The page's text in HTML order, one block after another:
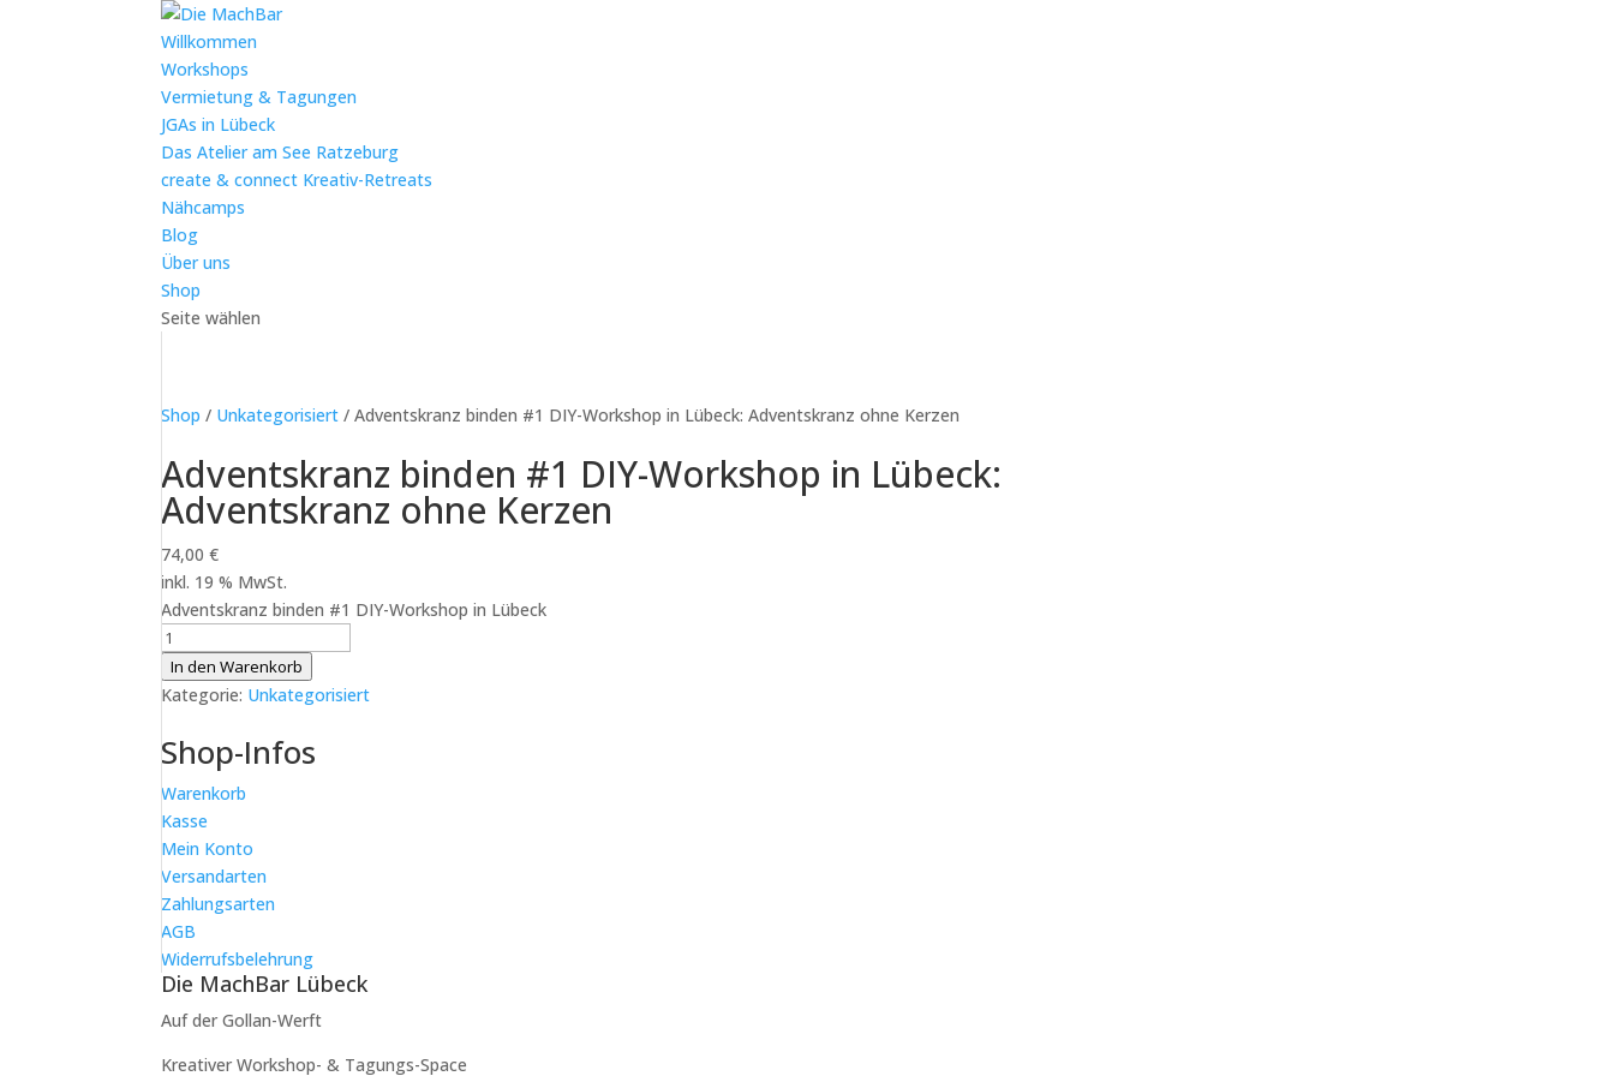
Willkommen
Workshops
Vermietung & Tagungen
JGAs in Lübeck
Das Atelier am See Ratzeburg
create & connect Kreativ-Retreats
Nähcamps
Blog
Über uns
Shop
Seite wählen
Shop / Unkategorisiert / Adventskranz binden #1 DIY-Workshop in Lübeck: Adventskranz ohne Kerzen
Adventskranz binden #1 DIY-Workshop in Lübeck:
Adventskranz ohne Kerzen
74,00€
inkl. 19 % MwSt.
Adventskranz binden #1 DIY-Workshop in Lübeck
Adventskranz
binden
#1
Workshop
Lübeck:
Adventskranz
ohne
Kerzen
Menge
In den Warenkorb
Kategorie: Unkategorisiert
Shop-Infos
Warenkorb
Kasse
Mein Konto
Versandarten
Zahlungsarten
AGB
Widerrufsbelehrung
Die MachBar Lübeck
Auf der Gollan-Werft
Kreativer Workshop- & Tagungs-Space